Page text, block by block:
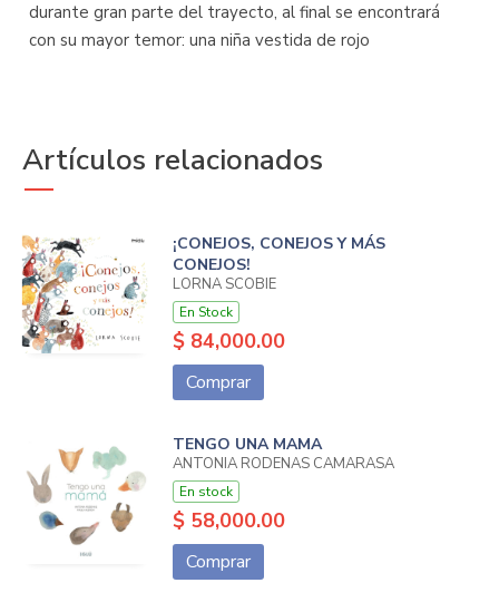
durante gran parte del trayecto, al final se encontrará
con su mayor temor: una niña vestida de rojo
Artículos relacionados
¡CONEJOS, CONEJOS Y MÁS
CONEJOS!
LORNA SCOBIE
En Stock
$ 84,000.00
Comprar
TENGO UNA MAMA
ANTONIA RODENAS CAMARASA
En stock
$ 58,000.00
Comprar